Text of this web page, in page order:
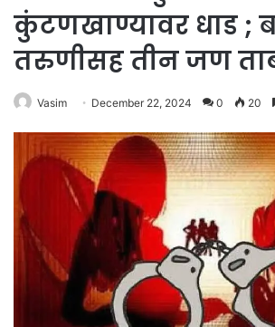
कुंटणखाण्यावर धाड ;
तरुणीसह तीन जण
Vasim December 22, 2024 0 20